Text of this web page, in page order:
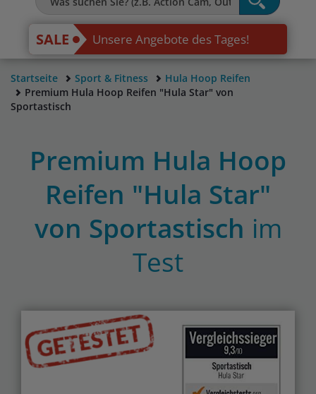
SALE Unsere Angebote des Tages!
Startseite Sport & Fitness
Hula Hoop Reifen
Premium Hula Hoop Reifen "Hula Star" von
Sportastisch
Premium Hula Hoop
Reifen "Hula Star"
von Sportastisch im
Test